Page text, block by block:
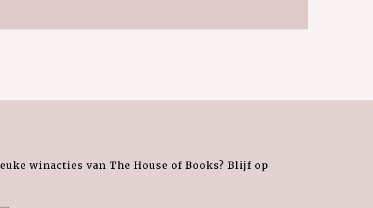
winacties van The House of Books? Blijf op